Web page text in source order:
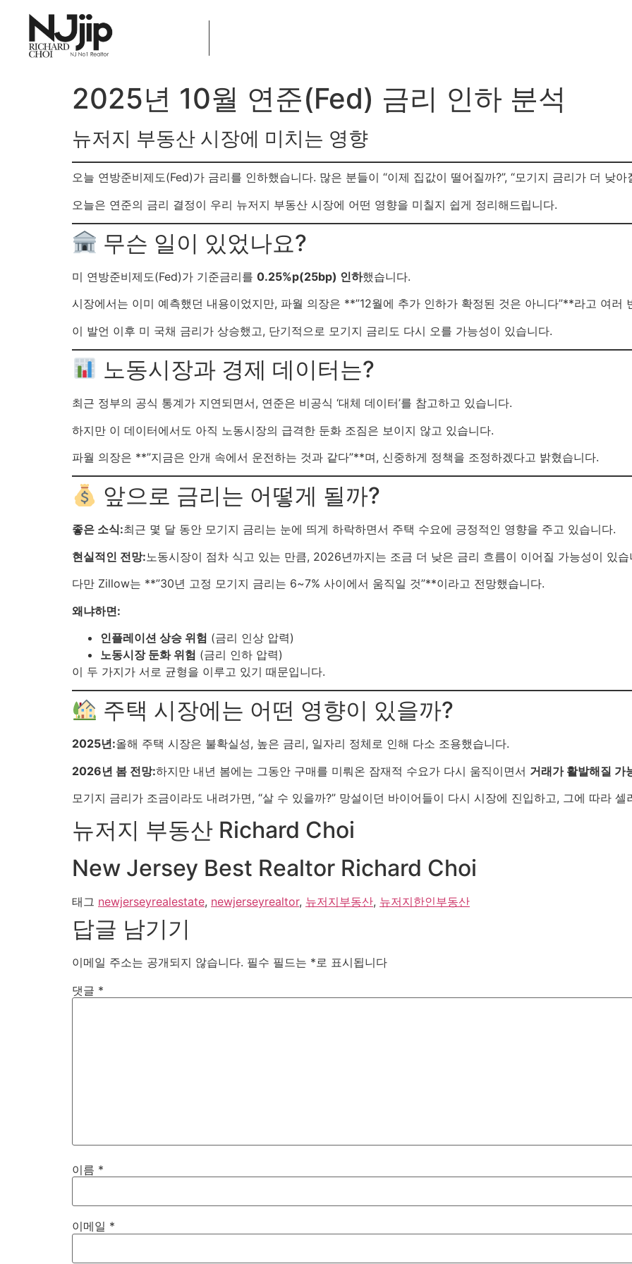
2025년 10월 연준(Fed) 금리 인하 분석
뉴저지 부동산 시장에 미치는 영향
오늘 연방준비제도(Fed)가 금리를 인하했습니다. 많은 분들이 “이제 집값이 떨어질까?”, “모기지 금리가 더 낮아
오늘은 연준의 금리 결정이 우리 뉴저지 부동산 시장에 어떤 영향을 미칠지 쉽게 정리해드립니다.
무슨 일이 있었나요?
미 연방준비제도(Fed)가 기준금리를 0.25%p(25bp) 인하했습니다.
시장에서는 이미 예측했던 내용이었지만, 파월 의장은 **”12월에 추가 인하가 확정된 것은 아니다”**라고 여러
이 발언 이후 미 국채 금리가 상승했고, 단기적으로 모기지 금리도 다시 오를 가능성이 있습니다.
노동시장과 경제 데이터는?
최근 정부의 공식 통계가 지연되면서, 연준은 비공식 ‘대체 데이터’를 참고하고 있습니다.
하지만 이 데이터에서도 아직 노동시장의 급격한 둔화 조짐은 보이지 않고 있습니다.
파월 의장은 **”지금은 안개 속에서 운전하는 것과 같다”**며, 신중하게 정책을 조정하겠다고 밝혔습니다.
앞으로 금리는 어떻게 될까?
좋은 소식:최근 몇 달 동안 모기지 금리는 눈에 띄게 하락하면서 주택 수요에 긍정적인 영향을 주고 있습니다.
현실적인 전망: 노동시장이 점차 식고 있는 만큼, 2026년까지는 조금 더 낮은 금리 흐름이 이어질 가능성이 있습
다만 Zillow는 **”30년 고정 모기지 금리는 6~7% 사이에서 움직일 것”**이라고 전망했습니다.
왜냐하면:
인플레이션 상승 위험 (금리 인상 압력)
노동시장 둔화 위험 (금리 인하 압력)
이 두 가지가 서로 균형을 이루고 있기 때문입니다.
주택 시장에는 어떤 영향이 있을까?
2025년:올해 주택 시장은 불확실성, 높은 금리, 일자리 정체로 인해 다소 조용했습니다.
2026년 봄 전망:하지만 내년 봄에는 그동안 구매를 미뤄온 잠재적 수요가 다시 움직이면서 거래가 활발해질 가
모기지 금리가 조금이라도 내려가면, “살 수 있을까?” 망설이던 바이어들이 다시 시장에 진입하고, 그에 따라
뉴저지 부동산 Richard Choi
New Jersey Best Realtor Richard Choi
태그 newjerseyrealestate, newjerseyrealtor, 뉴저지부동산, 뉴저지한인부동산
답글 남기기
이메일 주소는 공개되지 않습니다. 필수 필드는 * 로 표시됩니다
댓글 *
이름 *
이메일 *